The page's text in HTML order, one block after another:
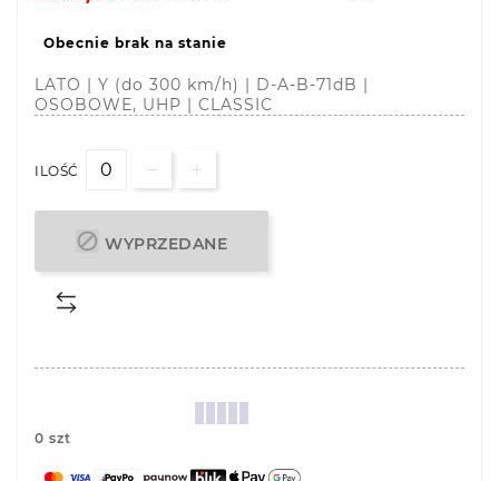
Obecnie brak na stanie
LATO | Y (do 300 km/h) | D-A-B-71dB |
OSOBOWE, UHP | CLASSIC
ILOŚĆ
 WYPRZEDANE
0 szt